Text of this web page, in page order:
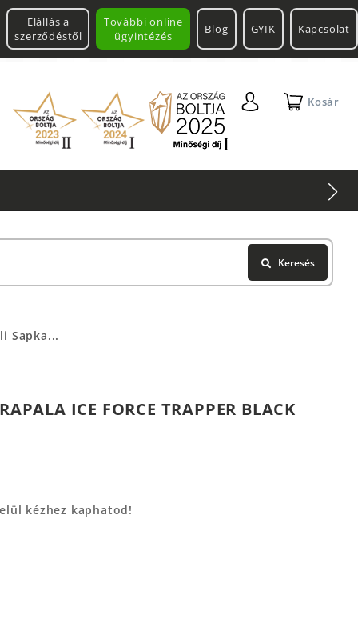
További online
ügyintézés
Elállás a
szerződéstől
Blog GYIK Kapcsolat
Kosár
Keresés
Sapka...
ICE FORCE TRAPPER BLACK
kézhez kaphatod!